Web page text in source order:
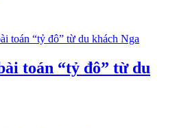
toán “tỷ đô” từ du